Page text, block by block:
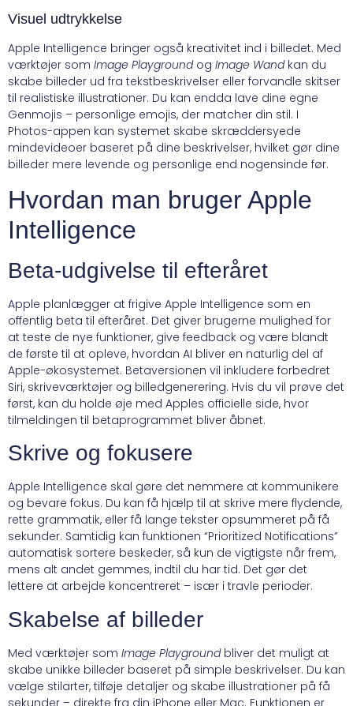
Visuel udtrykkelse
Apple Intelligence bringer også kreativitet ind i billedet. Med
værktøjer som Image Playgroundog Image Wandkan du
skabe billeder ud fra tekstbeskrivelser eller forvandle skitser
til realistiske illustrationer. Du kan endda lave dine egne
Genmojis – personlige emojis, der matcher din stil. I
Photos-appen kan systemet skabe skræddersyede
mindevideoer baseret på dine beskrivelser, hvilket gør dine
billeder mere levende og personlige end nogensinde før.
Hvordan man bruger Apple
Intelligence
Beta-udgivelse til efteråret
Apple planlægger at frigive Apple Intelligence som en
offentlig beta til efteråret. Det giver brugerne mulighed for
at teste de nye funktioner, give feedback og være blandt
de første til at opleve, hvordan AI bliver en naturlig del af
Apple-økosystemet. Betaversionen vil inkludere forbedret
Siri, skriveværktøjer og billedgenerering. Hvis du vil prøve det
først, kan du holde øje med Apples officielle side, hvor
tilmeldingen til betaprogrammet bliver åbnet.
Skrive og fokusere
Apple Intelligence skal gøre det nemmere at kommunikere
og bevare fokus. Du kan få hjælp til at skrive mere flydende,
rette grammatik, eller få lange tekster opsummeret på få
sekunder. Samtidig kan funktionen “Prioritized Notifications”
automatisk sortere beskeder, så kun de vigtigste når frem,
mens alt andet gemmes, indtil du har tid. Det gør det
lettere at arbejde koncentreret – især i travle perioder.
Skabelse af billeder
Med værktøjer som Image Playgroundbliver det muligt at
skabe unikke billeder baseret på simple beskrivelser. Du kan
vælge stilarter, tilføje detaljer og skabe illustrationer på få
sekunder – direkte fra din iPhone eller Mac. Funktionen er